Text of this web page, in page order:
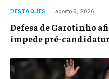
DESTAQUES agosto 6, 2026
Defesa de Garotinho
impede pré-